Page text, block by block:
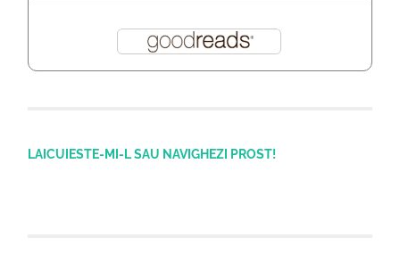
LAICUIESTE-MI-L SAU NAVIGHEZI PROST!